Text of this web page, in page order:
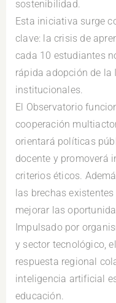
sostenibilidad.
Esta iniciativa surge
clave: la crisis de
cada 10 estudiantes
rápida adopción de la
institucionales.
El Observatorio
cooperación
orientará políticas
docente y promoverá
criterios éticos.
las brechas
mejorar las
Impulsado por
y sector tecnológico,
respuesta regional
inteligencia artificial
educación.